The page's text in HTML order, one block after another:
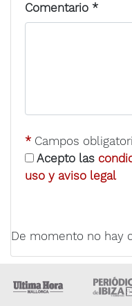
Comentario *
* Campos
Acepto las
uso y aviso legal
De momento no hay
Ultima Hora